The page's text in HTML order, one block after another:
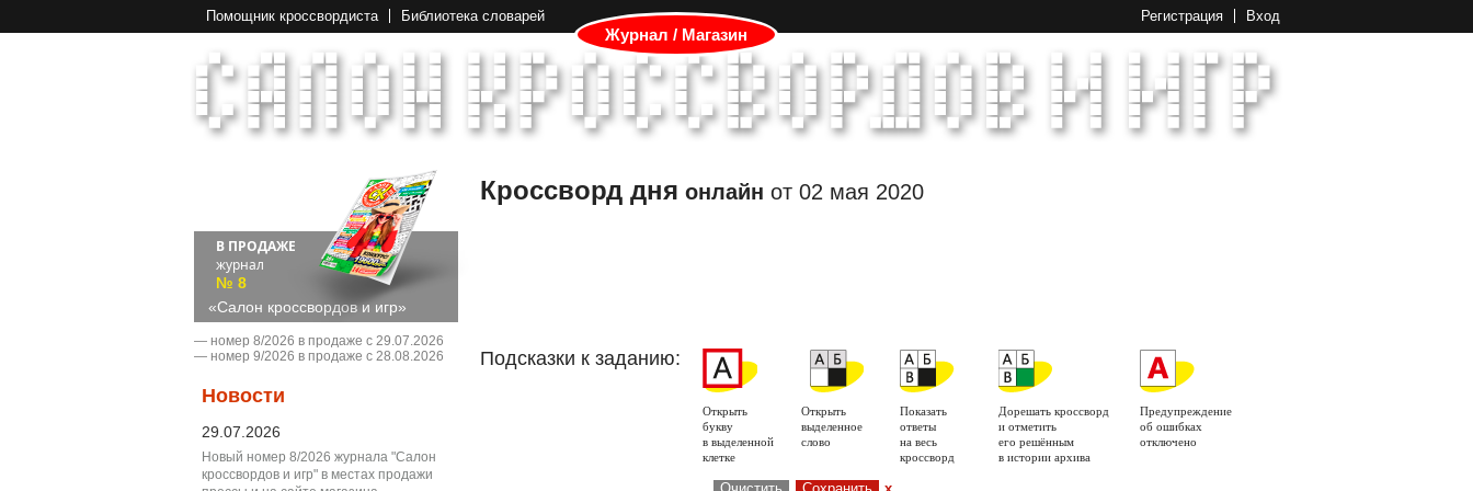
Помощник кроссвордиста Библиотека словарей
Журнал / Магазин
Регистрация Вход
В ПРОДАЖЕ
журнал
№ 8
«Салон кроссвордов и игр»
― номер 8/2026 в продаже с 29.07.2026
― номер 9/2026 в продаже с 28.08.2026
Новости
29.07.2026
Новый номер 8/2026 журнала "Салон
кроссвордов и игр" в местах продажи
Кроссворд дня онлайн от 02 мая 2020
Подсказки к заданию:
Открыть
букву
в выделенной
клетке
Открыть
выделенное
слово
Показать
ответы
на весь
кроссворд
Дорешать кроссворд
и отметить
его решённым
в истории архива
Предупреждение
об ошибках
отключено